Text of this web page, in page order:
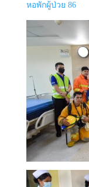
หอพักผู้ป่วย 86